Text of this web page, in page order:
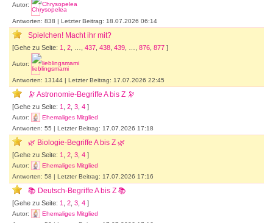
Autor: Chrysopelea
Antworten: 838 | Letzter Beitrag: 18.07.2026 06:14
Spielchen! Macht ihr mit?
[Gehe zu Seite: 1 2 437 438 439 876 877 ]
Autor: lieblingsmami
Antworten: 13144 | Letzter Beitrag: 17.07.2026 22:45
🔭 Astronomie-Begriffe A bis Z 🔭
[Gehe zu Seite: 1 2 3 4 ]
Autor:
Ehemaliges Mitglied
Antworten: 55 | Letzter Beitrag: 17.07.2026 17:18
🌿 Biologie-Begriffe A bis Z 🌿
[Gehe zu Seite: 1 2 3 4 ]
Autor:
Ehemaliges Mitglied
Antworten: 58 | Letzter Beitrag: 17.07.2026 17:16
📚 Deutsch-Begriffe A bis Z 📚
[Gehe zu Seite: 1 2 3 4 ]
Autor:
Ehemaliges Mitglied